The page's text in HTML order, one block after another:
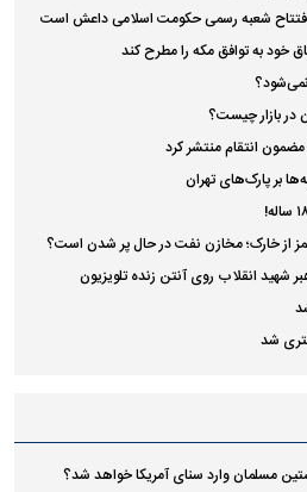
شعبه رسمی حکومت اسلامی داعش است
خود به توافق مکه را مطرح کند
در بازار چیست؟
انتقام منتشر کرد
بر پارک‌های تهران
از خارک؛ مخازن نفت در حال پر شدن است؟
شهید انقلاب روی آنتن زنده تلویزیون
شد
مسلمان وارد سنای آمریکا خواهد شد؟